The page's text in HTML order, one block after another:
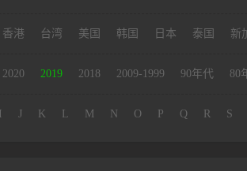
香港 台湾 美国 韩国 日本 泰国 新
2020 2019 2018 2009-1999 90年代 80
I J K L M N O P Q R S